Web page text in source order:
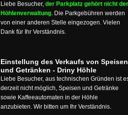
Liebe Besucher, der Parkplatz gehört nicht der
Höhlenverwaltung. Die Parkgebühren werden
von einer anderen Stelle eingezogen. Vielen
Dank für Ihr Verständnis.
Einstellung des Verkaufs von Speisen
und Getränken - Driny Höhle
Liebe Besucher, aus technischen Gründen ist
derzeit nicht möglich, Speisen und Getränke
sowie Kaffeeautomaten in der Höhle
anzubieten. Wir bitten um Ihr Verständnis.